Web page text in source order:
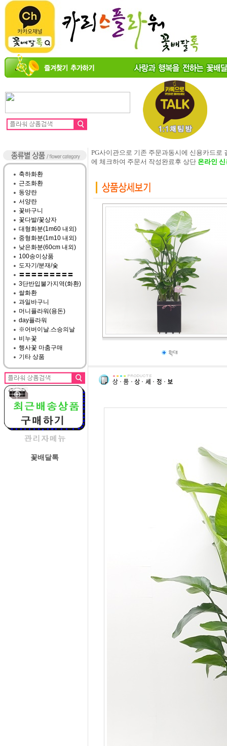
축하화환
근조화환
동양란
서양란
꽃바구니
꽃다발/꽃상자
대형화분(1m60 내외)
중형화분(1m10 내외)
낮은화분(60cm 내외)
100송이상품
도자기/분재/숯
〓〓〓〓〓〓〓〓〓
3단반입불가지역(화환)
쌀화환
과일바구니
머니플라워(용돈)
day플라워
※어버이날.스승의날
비누꽃
행사꽃 마춤구매
기타 상품
꽃배달톡
PG사이관으로 기존 주문과동시에 신용카드
에 체크하여 주문서 작성완료후 상단 온라인